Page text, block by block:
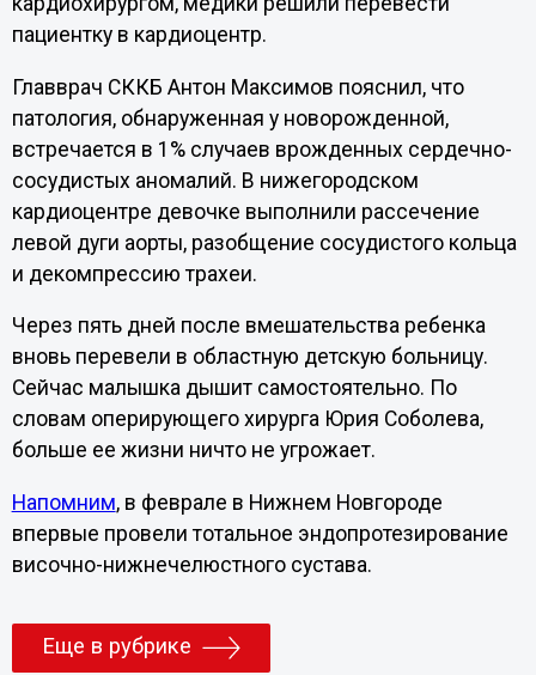
пациентку в кардиоцентр.
Главврач СККБ Антон Максимов пояснил, что
патология, обнаруженная у новорожденной,
встречается в 1% случаев врожденных сердечно-
сосудистых аномалий. В нижегородском
кардиоцентре девочке выполнили рассечение
левой дуги аорты, разобщение сосудистого кольца
и декомпрессию трахеи.
Через пять дней после вмешательства ребенка
вновь перевели в областную детскую больницу.
Сейчас малышка дышит самостоятельно. По
словам оперирующего хирурга Юрия Соболева,
больше ее жизни ничто не угрожает.
Напомним, в феврале в Нижнем Новгороде
впервые провели тотальное эндопротезирование
височно-нижнечелюстного сустава.
Еще в рубрике